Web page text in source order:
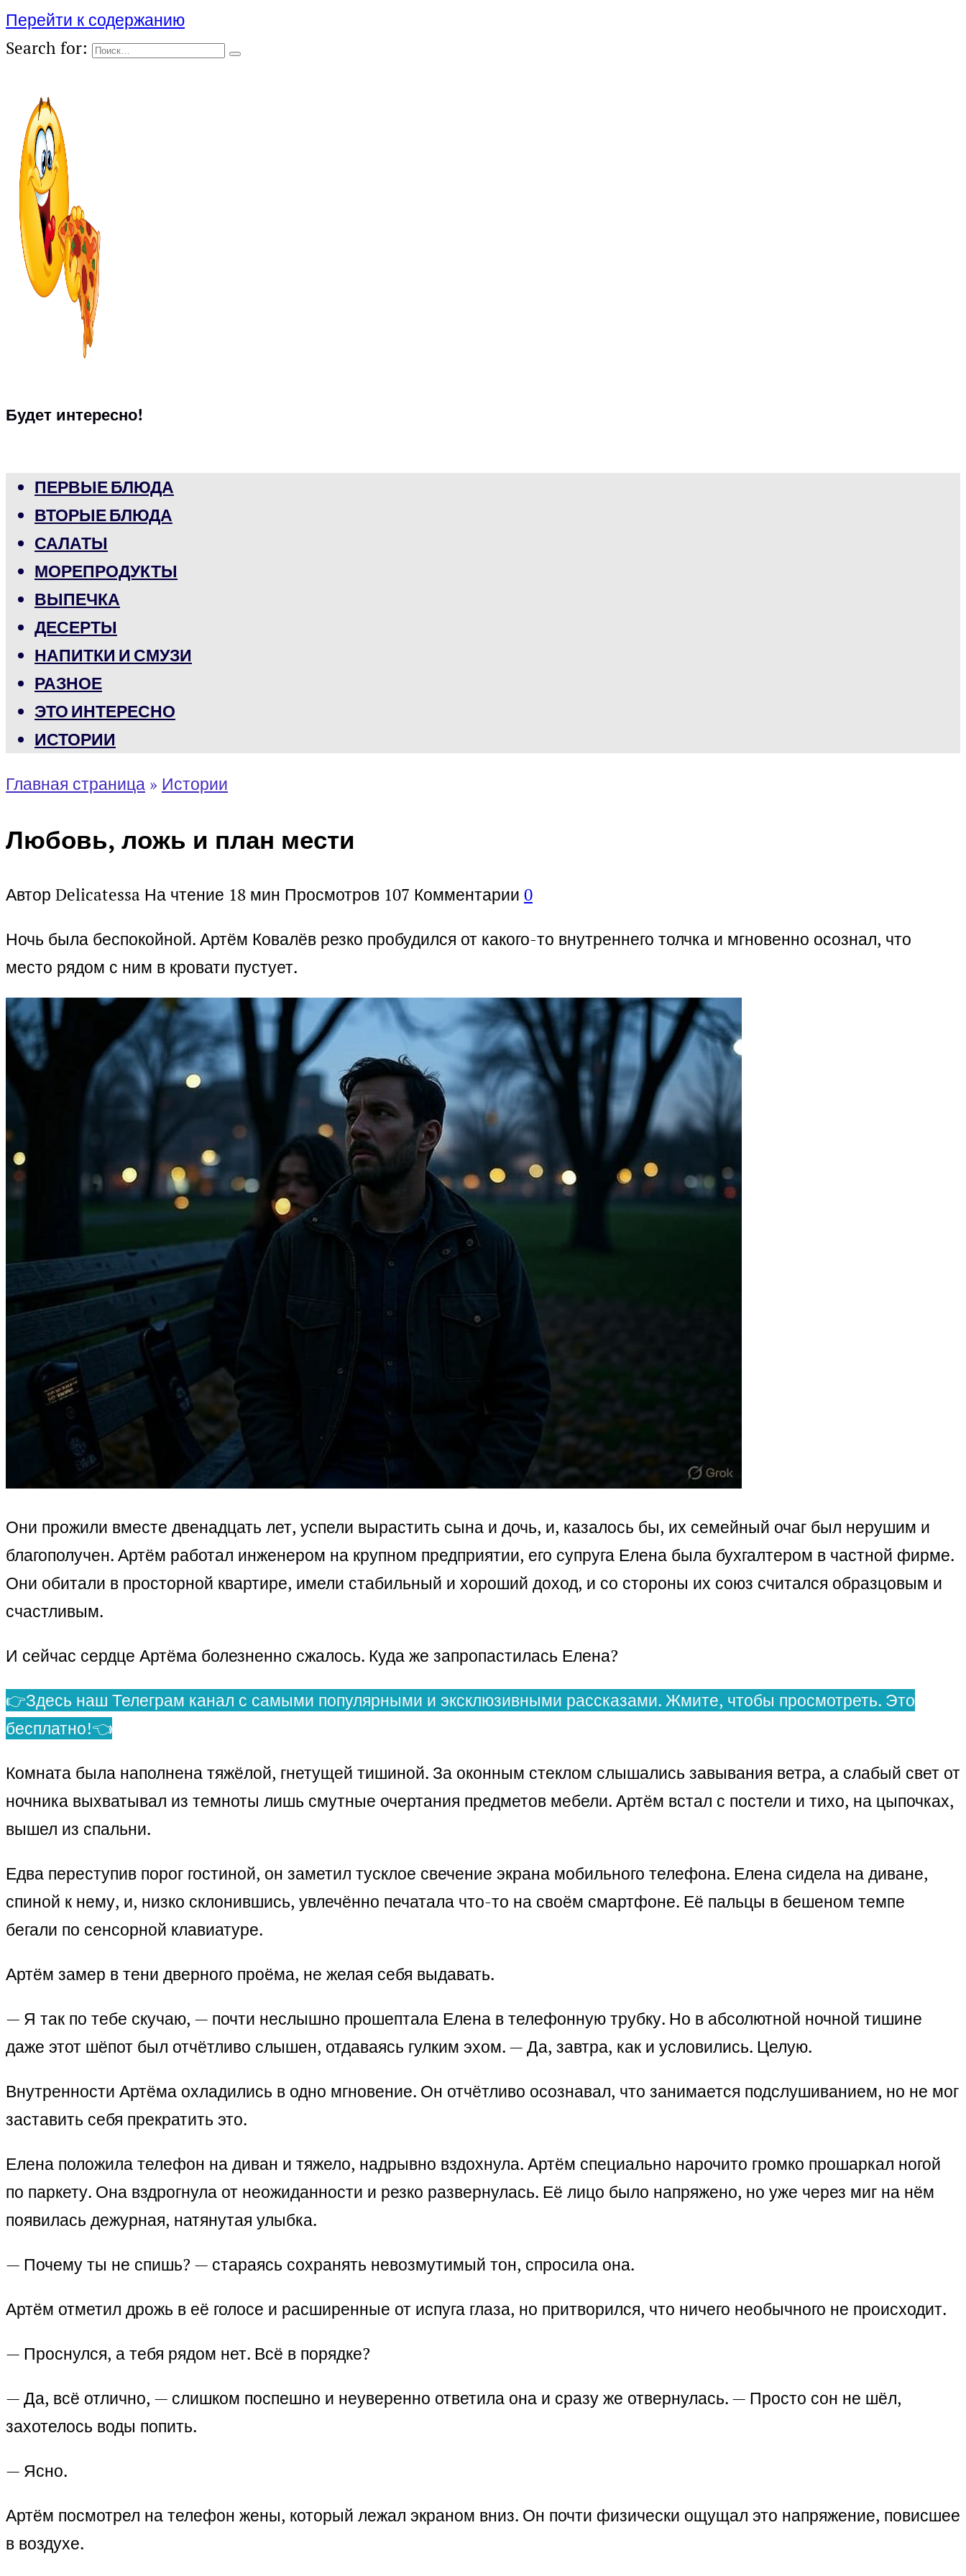
Перейти к содержанию
Search for:
Будет интересно!
ПЕРВЫЕ БЛЮДА
ВТОРЫЕ БЛЮДА
САЛАТЫ
МОРЕПРОДУКТЫ
ВЫПЕЧКА
ДЕСЕРТЫ
НАПИТКИ И СМУЗИ
РАЗНОЕ
ЭТО ИНТЕРЕСНО
ИСТОРИИ
Главная страница » Истории
Любовь, ложь и план мести
Автор Delicatessa На чтение 18 мин Просмотров 107 Комментарии 0
Ночь была беспокойной. Артём Ковалёв резко пробудился от какого-то внутреннего толчка и мгновенно осознал, что
место рядом с ним в кровати пустует.
Они прожили вместе двенадцать лет, успели вырастить сына и дочь, и, казалось бы, их семейный очаг был нерушим и
благополучен. Артём работал инженером на крупном предприятии, его супруга Елена была бухгалтером в частной фирме.
Они обитали в просторной квартире, имели стабильный и хороший доход, и со стороны их союз считался образцовым и
счастливым.
И сейчас сердце Артёма болезненно сжалось. Куда же запропастилась Елена?
👉Здесь наш Телеграм канал с самыми популярными и эксклюзивными рассказами. Жмите, чтобы просмотреть. Это
бесплатно!👈
Комната была наполнена тяжёлой, гнетущей тишиной. За оконным стеклом слышались завывания ветра, а слабый свет от
ночника выхватывал из темноты лишь смутные очертания предметов мебели. Артём встал с постели и тихо, на цыпочках,
вышел из спальни.
Едва переступив порог гостиной, он заметил тусклое свечение экрана мобильного телефона. Елена сидела на диване,
спиной к нему, и, низко склонившись, увлечённо печатала что-то на своём смартфоне. Её пальцы в бешеном темпе
бегали по сенсорной клавиатуре.
Артём замер в тени дверного проёма, не желая себя выдавать.
— Я так по тебе скучаю, — почти неслышно прошептала Елена в телефонную трубку. Но в абсолютной ночной тишине
даже этот шёпот был отчётливо слышен, отдаваясь гулким эхом. — Да, завтра, как и условились. Целую.
Внутренности Артёма охладились в одно мгновение. Он отчётливо осознавал, что занимается подслушиванием, но не мог
заставить себя прекратить это.
Елена положила телефон на диван и тяжело, надрывно вздохнула. Артём специально нарочито громко прошаркал ногой
по паркету. Она вздрогнула от неожиданности и резко развернулась. Её лицо было напряжено, но уже через миг на нём
появилась дежурная, натянутая улыбка.
— Почему ты не спишь? — стараясь сохранять невозмутимый тон, спросила она.
Артём отметил дрожь в её голосе и расширенные от испуга глаза, но притворился, что ничего необычного не происходит.
— Проснулся, а тебя рядом нет. Всё в порядке?
— Да, всё отлично, — слишком поспешно и неуверенно ответила она и сразу же отвернулась. — Просто сон не шёл,
захотелось воды попить.
— Ясно.
Артём посмотрел на телефон жены, который лежал экраном вниз. Он почти физически ощущал это напряжение, повисшее
в воздухе.